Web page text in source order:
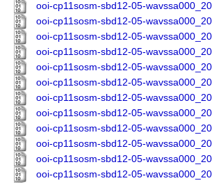
ooi-cp11sosm-sbd12-05-
ooi-cp11sosm-sbd12-05-
ooi-cp11sosm-sbd12-05-
ooi-cp11sosm-sbd12-05-
ooi-cp11sosm-sbd12-05-
ooi-cp11sosm-sbd12-05-
ooi-cp11sosm-sbd12-05-
ooi-cp11sosm-sbd12-05-
ooi-cp11sosm-sbd12-05-
ooi-cp11sosm-sbd12-05-
ooi-cp11sosm-sbd12-05-
ooi-cp11sosm-sbd12-05-